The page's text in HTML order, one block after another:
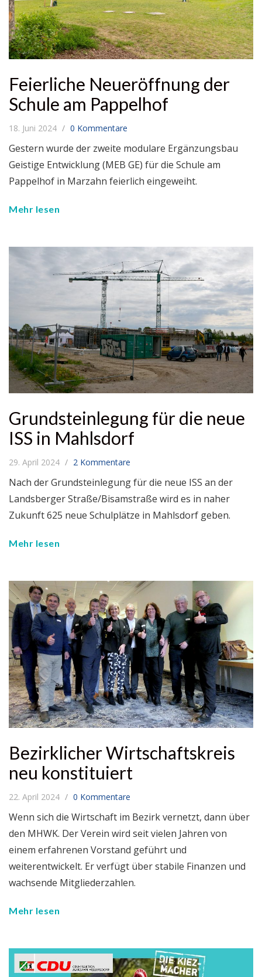
Feierliche Neueröffnung der
Schule am Pappelhof
18. Juni 2024 0 Kommentare
Gestern wurde der zweite modulare Ergänzungsbau
Geistige Entwicklung (MEB GE) für die Schule am
Pappelhof in Marzahn feierlich eingeweiht.
Mehr lesen
Grundsteinlegung für die neue
ISS in Mahlsdorf
29. April 2024 2 Kommentare
Nach der Grundsteinlegung für die neue ISS an der
Landsberger Straße/Bisamstraße wird es in naher
Zukunft 625 neue Schulplätze in Mahlsdorf geben.
Mehr lesen
Bezirklicher Wirtschaftskreis
neu konstituiert
22. April 2024 0 Kommentare
Wenn sich die Wirtschaft im Bezirk vernetzt, dann über
den MHWK. Der Verein wird seit vielen Jahren von
einem erfahrenen Vorstand geführt und
weiterentwickelt. Er verfügt über stabile Finanzen und
wachsende Mitgliederzahlen.
Mehr lesen